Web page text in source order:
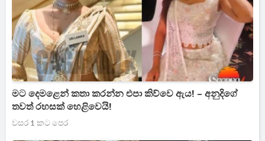
මට දෙමළෙන් කතා කරන්න එපා කිව්වෙ ඇය! – අනුදිගේ
තවත් රහසක් හෙළිවෙයි!
වසර 1 කට පෙර